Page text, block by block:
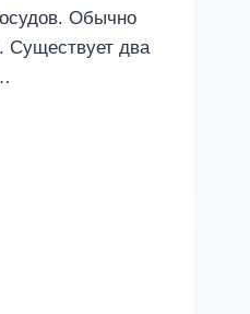
Обычно
Существует два